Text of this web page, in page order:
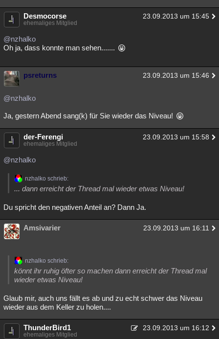
Desmocorse 23.09.2013 um 15:45
ehemaliges Mitglied
@nzhalko
Oh ja, dass konnte man sehen.......
psreturns 23.09.2013 um 15:46
@nzhalko
Ja, gestern Abend sang(k) für Sie wieder das Niveau!
der-Ferengi 23.09.2013 um 15:58
ehemaliges Mitglied
@nzhalko
nzhalko schrieb:
... dann erreicht der Thread mal wieder etwas Niveau!
Du spricht den negativen Anteil an? Dann Ja.
Amsivarier 23.09.2013 um 16:11
nzhalko schrieb:
könnt ihr ruhig öfter so machen dann erreicht der Thread mal
wieder etwas Niveau!
Glaub mir, auch uns fällt es ab und zu echt schwer das Niveau
wieder aus dem Keller zu holen....
ThunderBird1 23.09.2013 um 16:12
ehemaliges Mitglied